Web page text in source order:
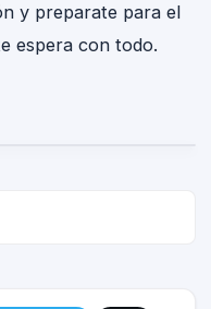
y preparate para el
espera con todo.